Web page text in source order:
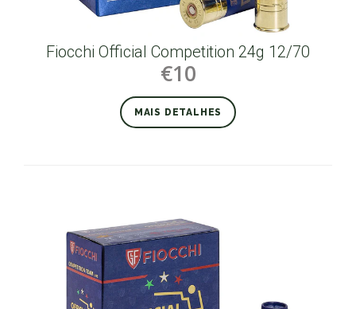
Fiocchi Official Competition 24g 12/70
€10
MAIS DETALHES